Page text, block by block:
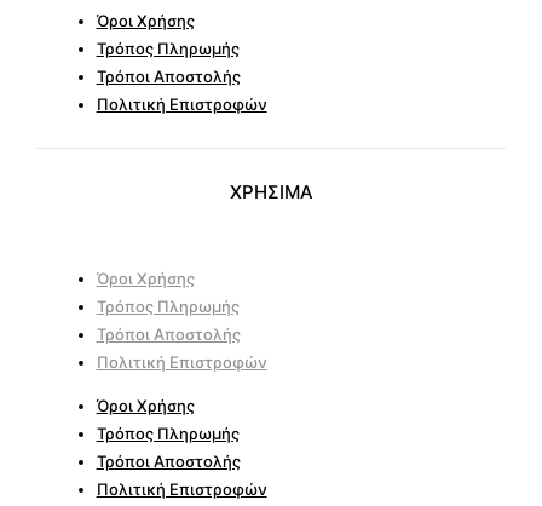
Όροι Χρήσης
Τρόπος Πληρωμής
Τρόποι Αποστολής
Πολιτική Επιστροφών
ΧΡΗΣΙΜΑ
Όροι Χρήσης
Τρόπος Πληρωμής
Τρόποι Αποστολής
Πολιτική Επιστροφών
Όροι Χρήσης
Τρόπος Πληρωμής
Τρόποι Αποστολής
Πολιτική Επιστροφών